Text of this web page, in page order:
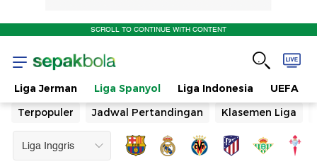
SCROLL TO CONTINUE WITH CONTENT
Liga Jerman Liga Spanyol Liga Indonesia UEFA
Terpopuler
Jadwal Pertandingan Klasemen Liga